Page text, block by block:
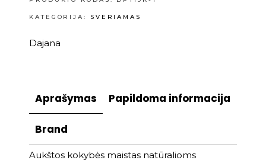
KATEGORIJA: SVERIAMAS
Dajana
Aprašymas Papildoma informacija
Brand
Aukštos kokybės maistas natūralioms